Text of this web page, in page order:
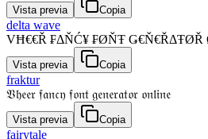
Vista previa Copia
delta wave
VĦ€€Ř ₣ΔŇĆ¥ ₣ØŇŦ Ǥ€Ň€ŘΔŦØŘ
Vista previa Copia
fraktur
𝔙𝔥𝔢𝔢𝔯 𝔣𝔞𝔫𝔠𝔶 𝔣𝔬𝔫𝔱 𝔤𝔢𝔫𝔢𝔯𝔞𝔱𝔬𝔯 𝔬𝔫𝔩𝔦𝔫𝔢
Vista previa Copia
fairytale